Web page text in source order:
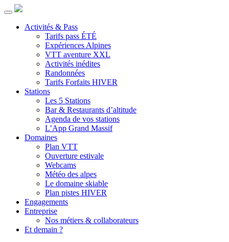
Activités & Pass
Tarifs pass ÉTÉ
Expériences Alpines
VTT aventure XXL
Activités inédites
Randonnées
Tarifs Forfaits HIVER
Stations
Les 5 Stations
Bar & Restaurants d’altitude
Agenda de vos stations
L’App Grand Massif
Domaines
Plan VTT
Ouverture estivale
Webcams
Météo des alpes
Le domaine skiable
Plan pistes HIVER
Engagements
Entreprise
Nos métiers & collaborateurs
Et demain ?